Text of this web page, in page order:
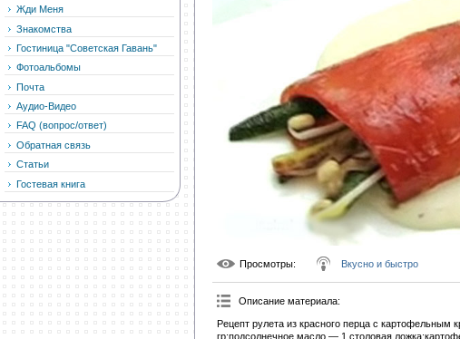
Жди Меня
Знакомства
Гостиница "Советская Гавань"
Фотоальбомы
Почта
Аудио-Видео
FAQ (вопрос/ответ)
Обратная связь
Статьи
Гостевая книга
Просмотры: Вкусно и быстро
Описание материала:
Рецепт рулета из красного перца с
гр;подсолнечное масло — 1 столовая